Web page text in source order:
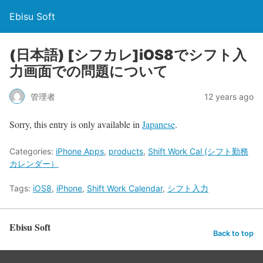
Ebisu Soft
(日本語) [シフカレ]iOS8でシフト入
力画面での問題について
管理者 12 years ago
Sorry, this entry is only available in Japanese.
Categories: iPhone Apps, products, Shift Work Cal (シフト勤務
カレンダー）
Tags: iOS8, iPhone, Shift Work Calendar, シフト入力
Ebisu Soft Back to top